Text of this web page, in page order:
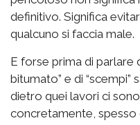
definitivo. Significa
qualcuno si faccia male.
E forse prima di parlare
bitumato” e di
dietro quei lavori ci
concretamente, spesso